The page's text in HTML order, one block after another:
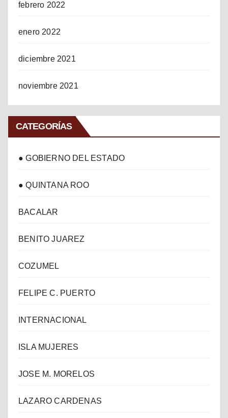
febrero 2022
enero 2022
diciembre 2021
noviembre 2021
CATEGORÍAS
● GOBIERNO DEL ESTADO
● QUINTANA ROO
BACALAR
BENITO JUAREZ
COZUMEL
FELIPE C. PUERTO
INTERNACIONAL
ISLA MUJERES
JOSE M. MORELOS
LAZARO CARDENAS